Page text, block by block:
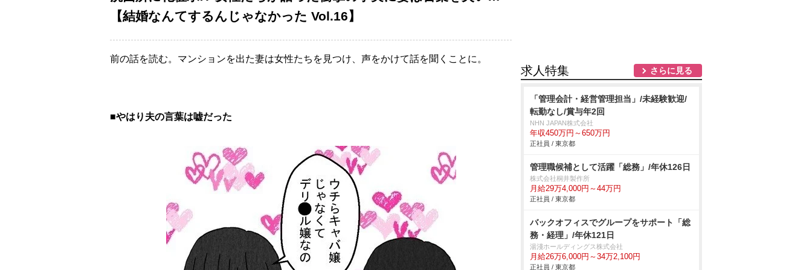
【結婚なんてするんじゃなかった Vol.16】
前の話を読む。マンションを出た妻は女性たちを見つけ、声をかけて話を聞くことに。
■やはり夫の言葉は嘘だった
求人特集 さらに見る
「管理会計・経営管理担当」/未経験歓迎/
転勤なし/賞与年2回
NHN JAPAN株式会社
年収450万円～650万円
正社員 / 東京都
管理職候補として活躍「総務」/年休126日
株式会社桐井製作所
月給29万4,000円～44万円
正社員 / 東京都
バックオフィスでグループをサポート「総
務・経理」/年休121日
湯淺ホールディングス株式会社
月給26万6,000円～34万2,100円
正社員 / 東京都